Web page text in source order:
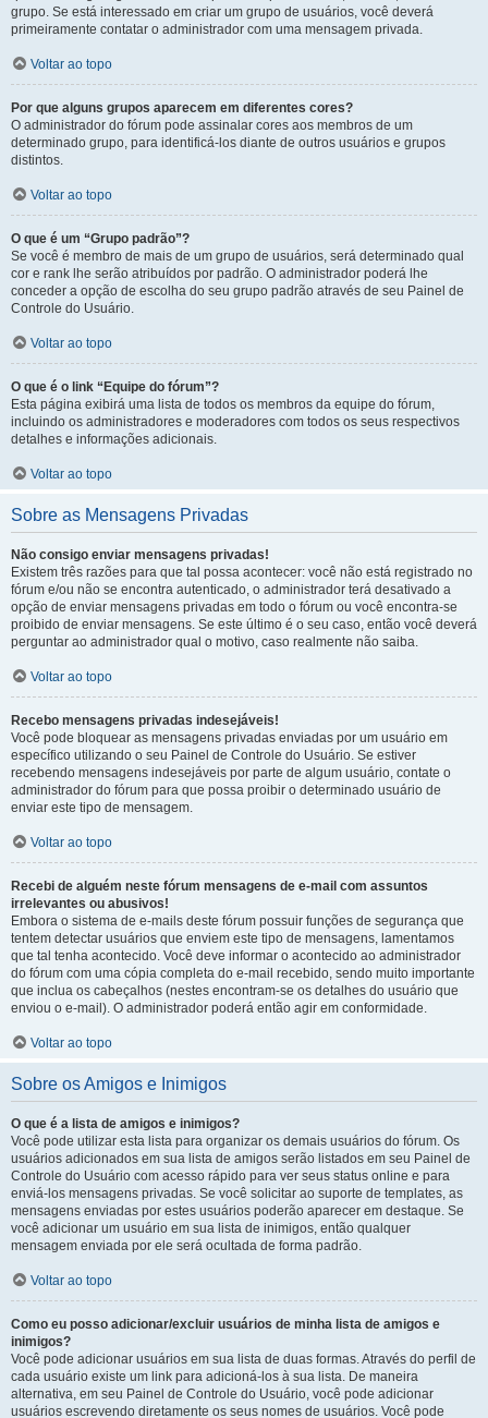
grupo. Se está interessado em criar um grupo de usuários, você deverá
primeiramente contatar o administrador com uma mensagem privada.
Voltar ao topo
Por que alguns grupos aparecem em diferentes cores?
O administrador do fórum pode assinalar cores aos membros de um
determinado grupo, para identificá-los diante de outros usuários e grupos
distintos.
Voltar ao topo
O que é um “Grupo padrão”?
Se você é membro de mais de um grupo de usuários, será determinado qual
cor e rank lhe serão atribuídos por padrão. O administrador poderá lhe
conceder a opção de escolha do seu grupo padrão através de seu Painel de
Controle do Usuário.
Voltar ao topo
O que é o link “Equipe do fórum”?
Esta página exibirá uma lista de todos os membros da equipe do fórum,
incluindo os administradores e moderadores com todos os seus respectivos
detalhes e informações adicionais.
Voltar ao topo
Sobre as Mensagens Privadas
Não consigo enviar mensagens privadas!
Existem três razões para que tal possa acontecer: você não está registrado no
fórum e/ou não se encontra autenticado, o administrador terá desativado a
opção de enviar mensagens privadas em todo o fórum ou você encontra-se
proibido de enviar mensagens. Se este último é o seu caso, então você deverá
perguntar ao administrador qual o motivo, caso realmente não saiba.
Voltar ao topo
Recebo mensagens privadas indesejáveis!
Você pode bloquear as mensagens privadas enviadas por um usuário em
específico utilizando o seu Painel de Controle do Usuário. Se estiver
recebendo mensagens indesejáveis por parte de algum usuário, contate o
administrador do fórum para que possa proibir o determinado usuário de
enviar este tipo de mensagem.
Voltar ao topo
Recebi de alguém neste fórum mensagens de e-mail com assuntos
irrelevantes ou abusivos!
Embora o sistema de e-mails deste fórum possuir funções de segurança que
tentem detectar usuários que enviem este tipo de mensagens, lamentamos
que tal tenha acontecido. Você deve informar o acontecido ao administrador
do fórum com uma cópia completa do e-mail recebido, sendo muito importante
que inclua os cabeçalhos (nestes encontram-se os detalhes do usuário que
enviou o e-mail). O administrador poderá então agir em conformidade.
Voltar ao topo
Sobre os Amigos e Inimigos
O que é a lista de amigos e inimigos?
Você pode utilizar esta lista para organizar os demais usuários do fórum. Os
usuários adicionados em sua lista de amigos serão listados em seu Painel de
Controle do Usuário com acesso rápido para ver seus status online e para
enviá-los mensagens privadas. Se você solicitar ao suporte de templates, as
mensagens enviadas por estes usuários poderão aparecer em destaque. Se
você adicionar um usuário em sua lista de inimigos, então qualquer
mensagem enviada por ele será ocultada de forma padrão.
Voltar ao topo
Como eu posso adicionar/excluir usuários de minha lista de amigos e
inimigos?
Você pode adicionar usuários em sua lista de duas formas. Através do perfil de
cada usuário existe um link para adicioná-los à sua lista. De maneira
alternativa, em seu Painel de Controle do Usuário, você pode adicionar
usuários escrevendo diretamente os seus nomes de usuários. Você pode